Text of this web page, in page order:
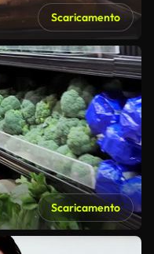
Scaricamento
Scaricamento